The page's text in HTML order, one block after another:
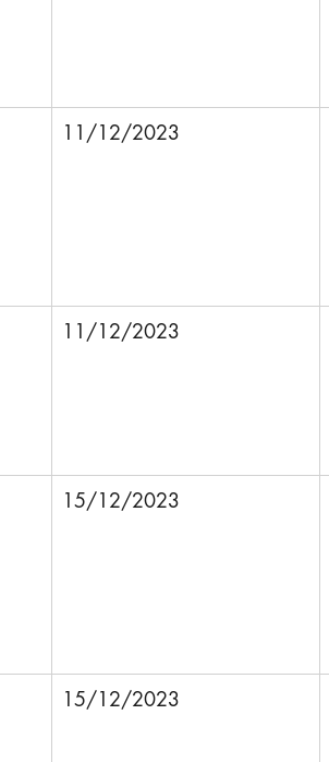
11/12/2023
11/12/2023
15/12/2023
15/12/2023